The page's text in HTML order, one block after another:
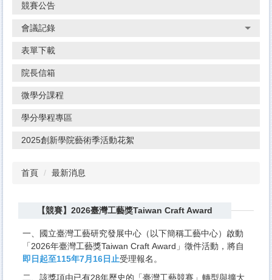
競賽公告
會議記錄
表單下載
院長信箱
微學分課程
學分學程專區
2025創新學院藝術季活動花絮
首頁 最新消息
【競賽】2026臺灣工藝獎Taiwan Craft Award
一、國立臺灣工藝研究發展中心（以下簡稱工藝中心）啟動
「2026年臺灣工藝獎Taiwan Craft Award」徵件活動，將自
即日起至115年7月16日止受理報名。
二、該獎項由已有28年歷史的「臺灣工藝競賽」轉型與擴大